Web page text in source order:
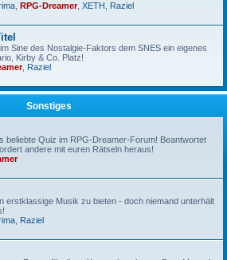
RPG-Dreamer, XETH
Raziel
Sine des Nostalgie-Faktors dem SNES ein eigenes
Kirby & Co. Platz!
, Raziel
Sonstiges
beliebte Quiz im RPG-Dreamer-Forum! Beantwortet
andere mit euren Rätseln heraus!
erstklassige Musik zu bieten - doch niemand unterhält
Raziel